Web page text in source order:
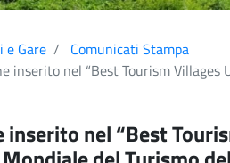
e Gare
Comunicati Stampa
inserito nel “Best Tourism Villages
nel “Best